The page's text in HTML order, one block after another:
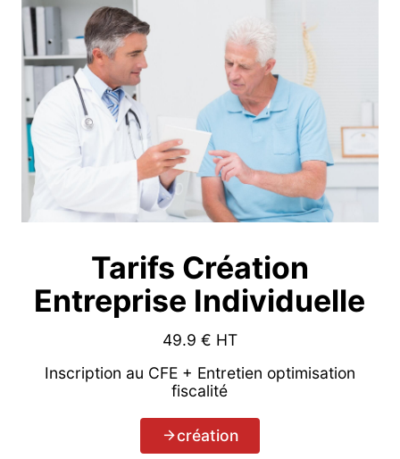
Tarifs Création
Entreprise Individuelle
49.9 € HT
Inscription au CFE + Entretien optimisation
fiscalité
création